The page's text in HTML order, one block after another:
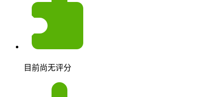
目前尚无评分